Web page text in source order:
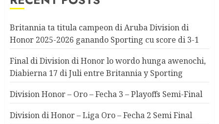
Britannia ta titula campeon di Aruba Division di
Honor 2025-2026 ganando Sporting cu score di 3-1
Final di Division di Honor lo wordo hunga awenochi,
Diabierna 17 di Juli entre Britannia y Sporting
Division Honor – Oro – Fecha 3 – Playoffs Semi-Final
Division di Honor – Liga Oro – Fecha 2 Semi Final